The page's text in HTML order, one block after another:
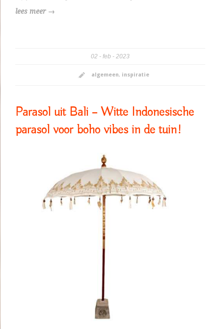
lees meer →
02 feb 2023
algemeen, inspiratie
Parasol uit Bali – Witte Indonesische
parasol voor boho vibes in de tuin!